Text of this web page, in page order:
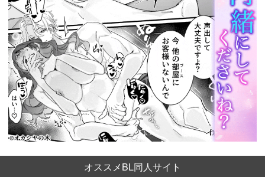
オススメBL同人サイト